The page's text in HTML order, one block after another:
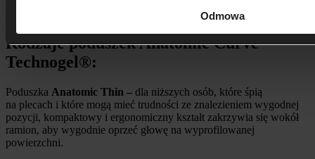
Odmowa
Rodzaje poduszek Anatomic Curve
Technogel®:
Poduszka Anatomic Thin – dla niższych osób, które śpią
na plecach i które mogą mieć trudności ze znalezieniem wygodnej
pozycji, kompaktowy i ergonomiczny kształt zakrzywia się wokół
ramion, aby wygodnie oprzeć głowę na wyprofilowanej
powierzchni.